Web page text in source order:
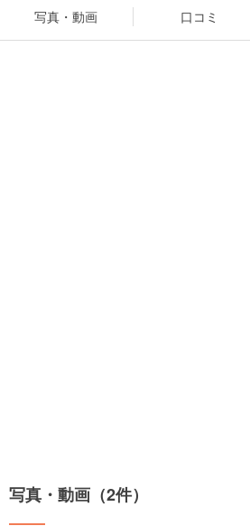
写真・動画 口コミ
写真・動画（2件）